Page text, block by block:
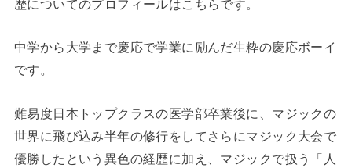
歴についてのプロフィールはこちらです。
中学から大学まで慶応で学業に励んだ生粋の慶応ボーイ
です。
難易度日本トップクラスの医学部卒業後に、マジックの
世界に飛び込み半年の修行をしてさらにマジック大会で
優勝したという異色の経歴に加え、マジックで扱う「人